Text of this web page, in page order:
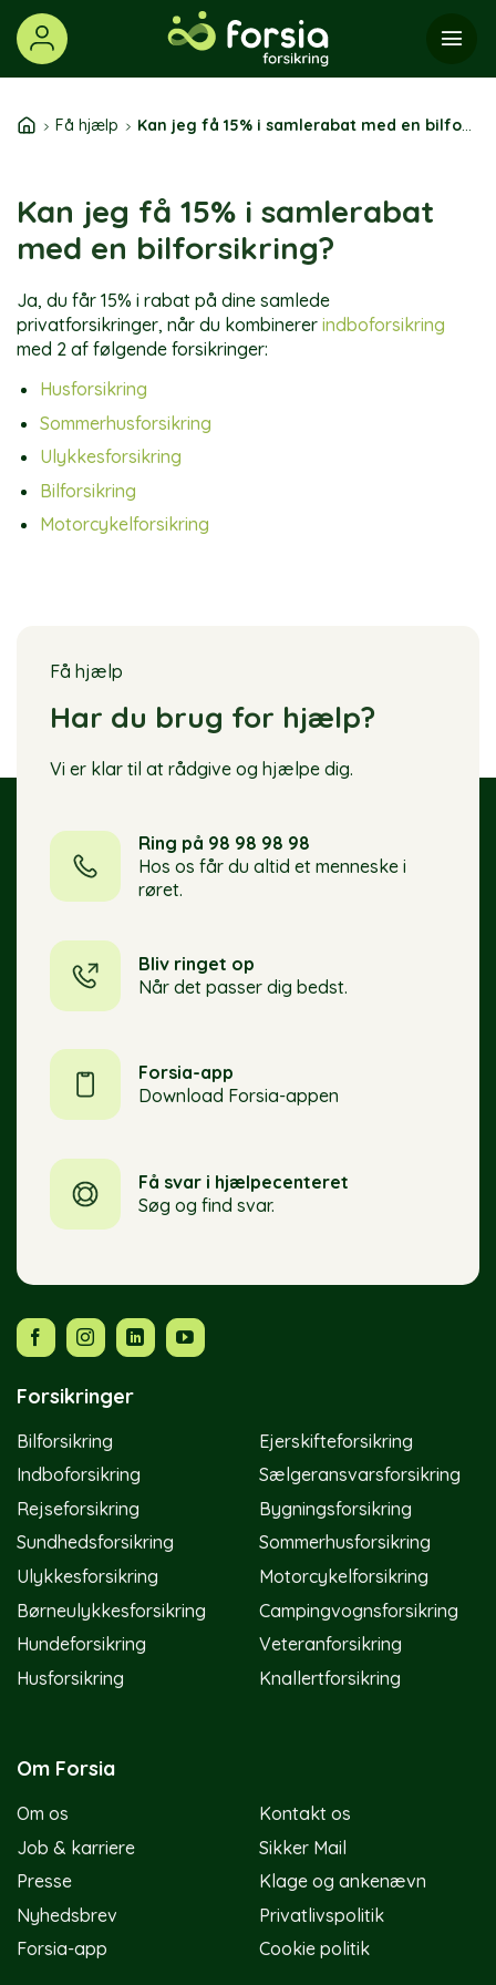
Skip
content
Få hjælp Kan jeg få 15% i samlerabat med en bilforsikring?
Kan jeg få 15% i samlerabat
med en bilforsikring?
Ja, du får 15% i rabat på dine samlede
privatforsikringer, når du kombinerer indboforsikring
med 2 af følgende forsikringer:
Husforsikring
Sommerhusforsikring
Ulykkesforsikring
Bilforsikring
Motorcykelforsikring
Få hjælp
Har du brug for hjælp?
Vi er klar til at rådgive og hjælpe dig.
Ring på 98 98 98 98
Hos os får du altid et menneske i
røret.
Bliv ringet op
Når det passer dig bedst.
Forsia-app
Download Forsia-appen
Få svar i hjælpecenteret
Søg og find svar.
Forsikringer
Bilforsikring
Indboforsikring
Rejseforsikring
Sundhedsforsikring
Ulykkesforsikring
Børneulykkesforsikring
Hundeforsikring
Husforsikring
Ejerskifteforsikring
Sælgeransvarsforsikring
Bygningsforsikring
Sommerhusforsikring
Motorcykelforsikring
Campingvognsforsikring
Veteranforsikring
Knallertforsikring
Om Forsia
Om os
Job & karriere
Presse
Nyhedsbrev
Forsia-app
Kontakt os
Sikker Mail
Klage og ankenævn
Privatlivspolitik
Cookie politik